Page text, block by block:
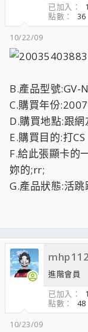
已加入
點數
36
10/22/09
B.產品型號:GV-
C.購買年份
D.購買地點:跟網
E.購買目的:打CS
F.給此張顯卡的
妳的;rr;
G.產品狀態:活
進階會員
已加入
點數
48
10/23/09